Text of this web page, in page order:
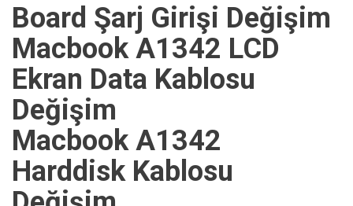
Board Şarj Girişi Değişim
Macbook A1342 LCD
Ekran Data Kablosu
Değişim
Macbook A1342
Harddisk Kablosu